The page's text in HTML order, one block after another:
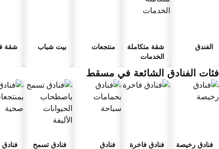
الفندق
شقة متكاملة
الخدمات
منتجعات بيت شباب شقة
الفنادق الشائعة في مسقط
فنادق رخيصة فنادق فاخرة
فنادق
فنادق تسمح
فنادق